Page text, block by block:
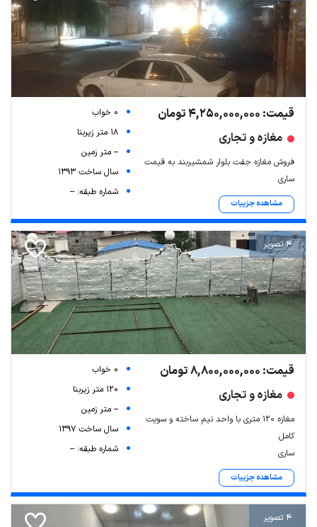
قیمت: 4,250,000,000 تومان
مغازه و تجاری
فروش مغازه جفت بلوار شمشیربند به قیمت
ساری
مشاهده جزییات
0 خواب
18 متر زیربنا
-- متر زمین
سال ساخت 1393
شماره طبقه: --
4 تصویر
قیمت: 8,800,000,000 تومان
مغازه و تجاری
مغازه ۱۲۰ متری با واحد نیم ساخته و سویت
کامل
ساری
مشاهده جزییات
0 خواب
120 متر زیربنا
-- متر زمین
سال ساخت 1397
شماره طبقه: --
4 تصویر